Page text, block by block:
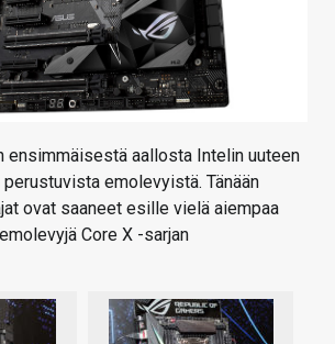
ensimmäisestä aallosta Intelin uuteen
emolevyistä. Tänään
ovat saaneet esille vielä aiempaa
Core X -sarjan